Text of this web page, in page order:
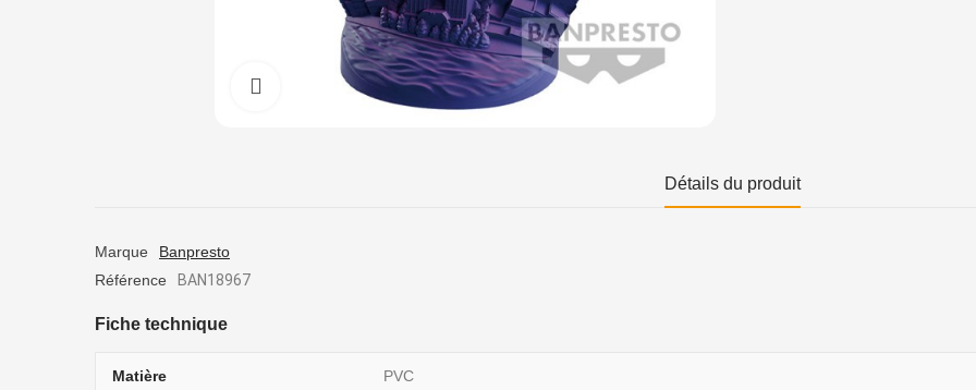
Cliquez pour agrandir
Détails du produit
Marque
Banpresto
Référence
BAN18967
Fiche technique
Matière PVC